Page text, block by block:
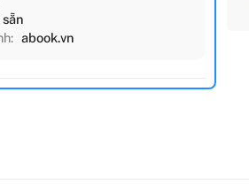
sẵn
abook.vn